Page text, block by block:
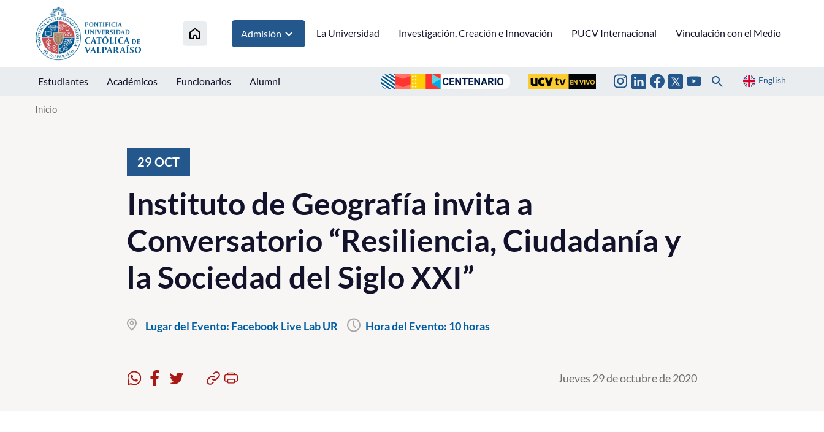
Click acá para ir directamente al contenido
Admisión La Universidad Investigación, Creación e Innovación PUCV Internacional Vinculación con el Medio
Estudiantes Académicos Funcionarios Alumni English
Inicio
29 OCT
Instituto de Geografía invita a
Conversatorio “Resiliencia, Ciudadanía y
la Sociedad del Siglo XXI”
Lugar del Evento: Facebook Live Lab UR Hora del Evento: 10 horas
Jueves 29 de octubre de 2020